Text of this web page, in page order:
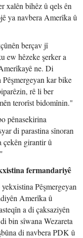
xalên bihêz û qels ên
ya navbera Amerîka û
berçav jî
ew hêzeke şerker a
ne. Di
kar bike
rê li ber
terorîst bidomînin."
pênasekirina
di parastina sînoran
çekên girantir û
fermandariyê
Pêşmergeyan
Amerîka û
a di çaksaziyên
bin sîwana Wezareta
di navbera PDK û